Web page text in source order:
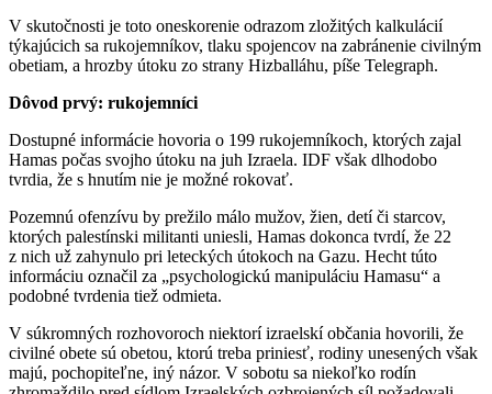
V skutočnosti je toto oneskorenie odrazom zložitých kalkulácií
týkajúcich sa rukojemníkov, tlaku spojencov na zabránenie civilným
obetiam, a hrozby útoku zo strany Hizballáhu, píše Telegraph.
Dôvod prvý: rukojemníci
Dostupné informácie hovoria o 199 rukojemníkoch, ktorých zajal
Hamas počas svojho útoku na juh Izraela. IDF však dlhodobo
tvrdia, že s hnutím nie je možné rokovať.
Pozemnú ofenzívu by prežilo málo mužov, žien, detí či starcov,
ktorých palestínski militanti uniesli, Hamas dokonca tvrdí, že 22
z nich už zahynulo pri leteckých útokoch na Gazu. Hecht túto
informáciu označil za „psychologickú manipuláciu Hamasu“ a
podobné tvrdenia tiež odmieta.
V súkromných rozhovoroch niektorí izraelskí občania hovorili, že
civilné obete sú obetou, ktorú treba priniesť, rodiny unesených však
majú, pochopiteľne, iný názor. V sobotu sa niekoľko rodín